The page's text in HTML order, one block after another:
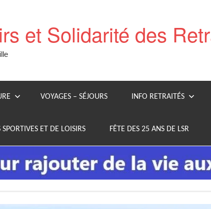
et Solidarité des
VOYAGES – SÉJOURS INFO RETRAITÉS
SPORTIVES ET DE LOISIRS FÊTE DES 25 ANS DE LSR